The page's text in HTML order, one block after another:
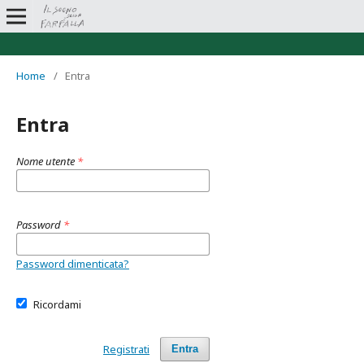
Home / Entra
Entra
Nome utente *
Password *
Password dimenticata?
Ricordami
Entra
Registrati